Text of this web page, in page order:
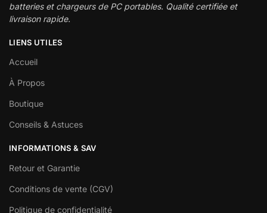
batteries et chargeurs de PC portables. Qualité certifiée et
livraison rapide.
LIENS UTILES
Accueil
À Propos
Boutique
Conseils & Astuces
INFORMATIONS & SAV
Retour et Garantie
Conditions de vente (CGV)
Politique de confidentialité